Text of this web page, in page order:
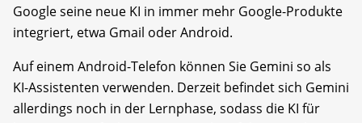
Google seine neue KI in immer mehr Google-Produkte
integriert, etwa Gmail oder Android.
Auf einem Android-Telefon können Sie Gemini so als
KI-Assistenten verwenden. Derzeit befindet sich Gemini
allerdings noch in der Lernphase, sodass die KI für